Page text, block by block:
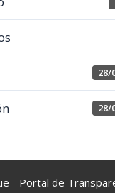
28/
28/
- Portal de